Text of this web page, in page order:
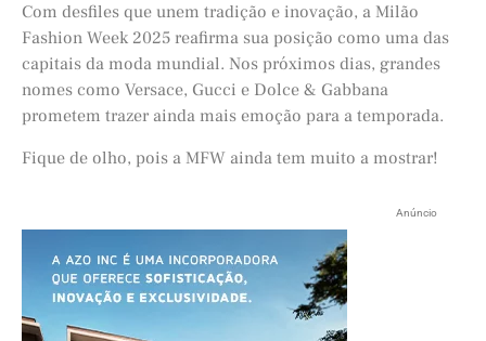
Com desfiles que unem tradição e inovação, a Milão
Fashion Week 2025 reafirma sua posição como uma das
capitais da moda mundial. Nos próximos dias, grandes
nomes como Versace, Gucci e Dolce & Gabbana
prometem trazer ainda mais emoção para a temporada.
Fique de olho, pois a MFW ainda tem muito a mostrar!
Anúncio